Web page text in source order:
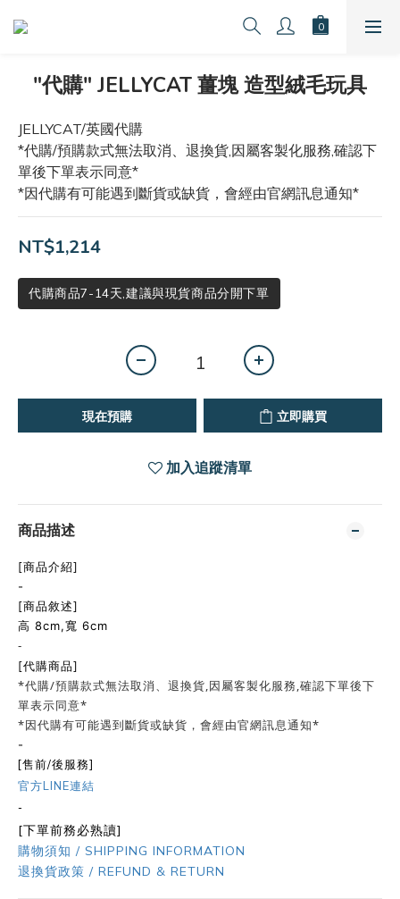
"代購" JELLYCAT 薑塊 造型絨毛玩具
JELLYCAT/英國代購
*代購/預購款式無法取消、退換貨,因屬客製化服務,確認下
單後下單表示同意*
*因代購有可能遇到斷貨或缺貨，會經由官網訊息通知*
NT$1,214
代購商品7-14天,建議與現貨商品分開下單
現在預購 立即購買
加入追蹤清單
商品描述
[商品介紹]
-
[商品敘述]
高 8cm,寬 6cm
-
[代購商品]
*代購/預購款式無法取消、退換貨,因屬客製化服務,確認下單後下
單表示同意*
*因代購有可能遇到斷貨或缺貨，會經由官網訊息通知*
-
[售前/後服務]
官方LINE連結
-
[下單前務必熟讀]
購物須知 / SHIPPING INFORMATION
退換貨政策 / REFUND & RETURN